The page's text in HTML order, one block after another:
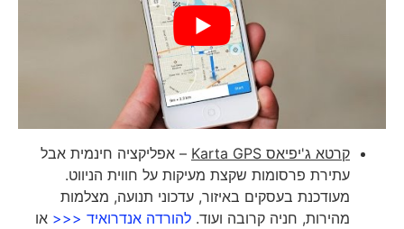
קרטא ג'יפיאסKarta GPS– אפליקציה חינמית אבל
עתירת פרסומות שקצת מעיקות על חווית הניווט.
מעודכנת בעסקים באיזור, עדכוני תנועה, מצלמות
מהירות, חניה קרובה ועוד.להורדה אנדרואיד <<<או